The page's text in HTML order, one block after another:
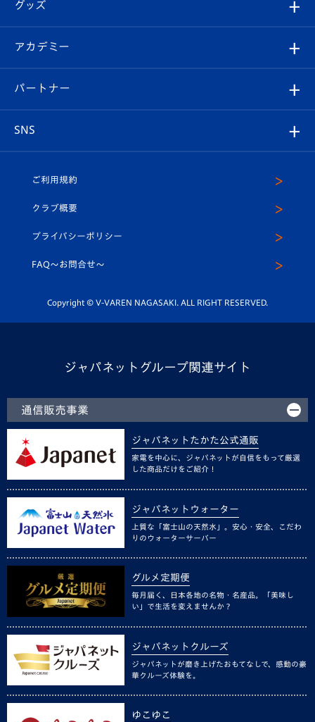
チケット
イベント
メディア
ホームタウン
スタッフプロフィール
マスコット紹介
平和祈念活動
ホームタウン活動
Revive Team
ヴィヴィくんの長崎おもてなしガイド
フォトギャラリー
スタジアムグルメ
V-LOVERS（ファンクラブ）
プレイヤーズスイート
グッズ
オンラインショップ
店舗情報
アカデミー
育成からのお知らせ
U-18
スクール
パートナー
SNS
ヴィヴィくんインスタグラム
公式LINE＠
ご利用規約
クラブ概要
プライバシーポリシー
FAQ〜お問合せ〜
Copyright © V-VAREN NAGASAKI. ALL RIGHT RESERVED.
ジャパネットグループ関連サイト
通信販売事業
ジャパネットたかた公式通販
家電を中心に、ジャパネットが自信をもって厳選
した商品だけをご紹介！
ジャパネットウォーター
上質な「富士山の天然水」。安心・安全、こだわ
りのウォーターサーバー
グルメ定期便
毎月届く、日本各地の名物・名産品。「美味し
い」で生活を変えませんか？
ジャパネットクルーズ
ジャパネットが磨き上げたおもてなしで、感動の豪
華クルーズ体験を。
ゆこゆこ